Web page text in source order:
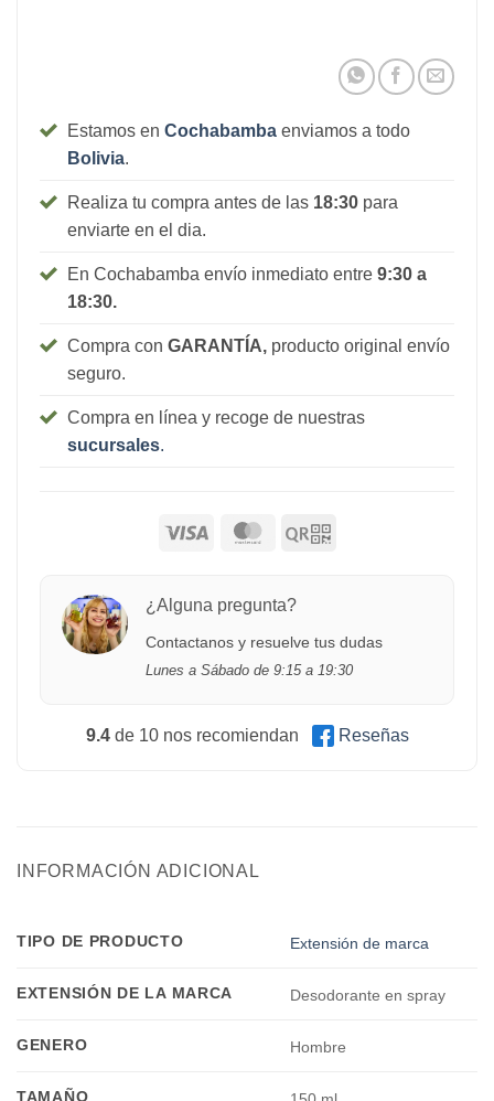
Estamos en Cochabamba enviamos a todo
Bolivia.
Realiza tu compra antes de las 18:30para
enviarte en el dia.
En Cochabamba envío inmediato entre 9:30 a
18:30.
Compra con GARANTÍA,producto original envío
seguro.
Compra en línea y recoge de nuestras
sucursales.
¿Alguna pregunta?
Contactanos y resuelve tus dudas
Lunes a Sábado de 9:15 a 19:30
9.4de 10 nos recomiendan Reseñas
INFORMACIÓN ADICIONAL
TIPO DE PRODUCTO Extensión de marca
EXTENSIÓN DE LA MARCA Desodorante en spray
GENERO Hombre
TAMAÑO